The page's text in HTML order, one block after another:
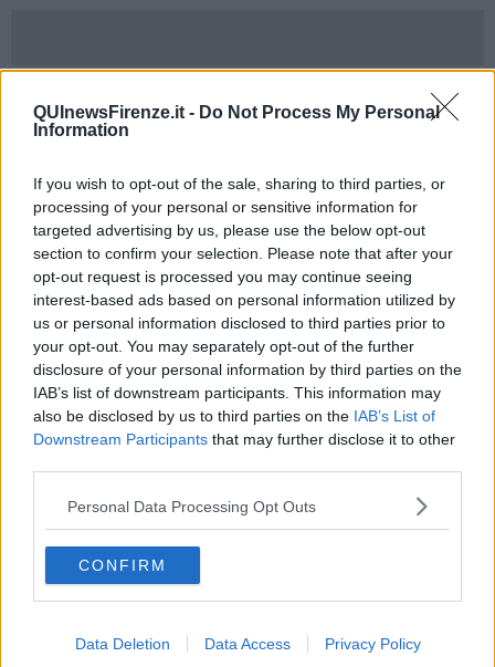
QUInewsFirenze.it - Do Not Process My Personal
Information
If you wish to opt-out of the sale, sharing to third parties, or
processing of your personal or sensitive information for
targeted advertising by us, please use the below opt-out
section to confirm your selection. Please note that after your
opt-out request is processed you may continue seeing
interest-based ads based on personal information utilized by
us or personal information disclosed to third parties prior to
your opt-out. You may separately opt-out of the further
disclosure of your personal information by third parties on the
IAB’s list of downstream participants. This information may
also be disclosed by us to third parties on the IAB’s List of
Downstream Participants that may further disclose it to other
Personal Data Processing Opt Outs
CONFIRM
Data Deletion Data Access Privacy Policy
della Commissione sanitàStefano Scaramelli . "L'iniziativa è
lodevole - ha detto Scaramelli - Già dalla prossima legge sanitaria
avere il massimo delle attenzioni e delle risorse. La sfida è quella di
spostare l'1% delle risorse che spendiamo per il fine vita
delle risorse del bilancio regionale è destinato agli ultimi due anni di
vita)sulle cure per i più piccoli".
Lawrence Faulkner, coordinatore scientifico di Cure2Children ha
ricordato l’appuntamento del prossimo aprile 2016 a Firenze dove
si incontreranno professionisti e studiosi del settore da tutto il
mondo. “ Dobbiamo esplorare cosa può essere fatto – ha detto
Faulkner - per massimizzare la cura di questi pazienti e
promuovere progetti che aiutino a curare questa malattia”.
Se vuoi leggere le notizie principali della Toscana iscriviti alla
Newsletter QUInews - ToscanaMedia.
alle 20:00 direttamente nella tua casella di posta.
Basta cliccareQUI
Fotogallery